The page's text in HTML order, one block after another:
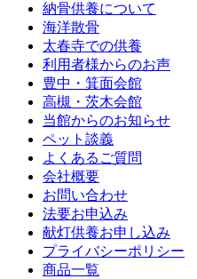
納骨供養について
海洋散骨
太春寺での供養
利用者様からのお声
豊中・箕面会館
高槻・茨木会館
当館からのお知らせ
ペット談義
よくあるご質問
会社概要
お問い合わせ
法要お申込み
献灯供養お申し込み
プライバシーポリシー
商品一覧